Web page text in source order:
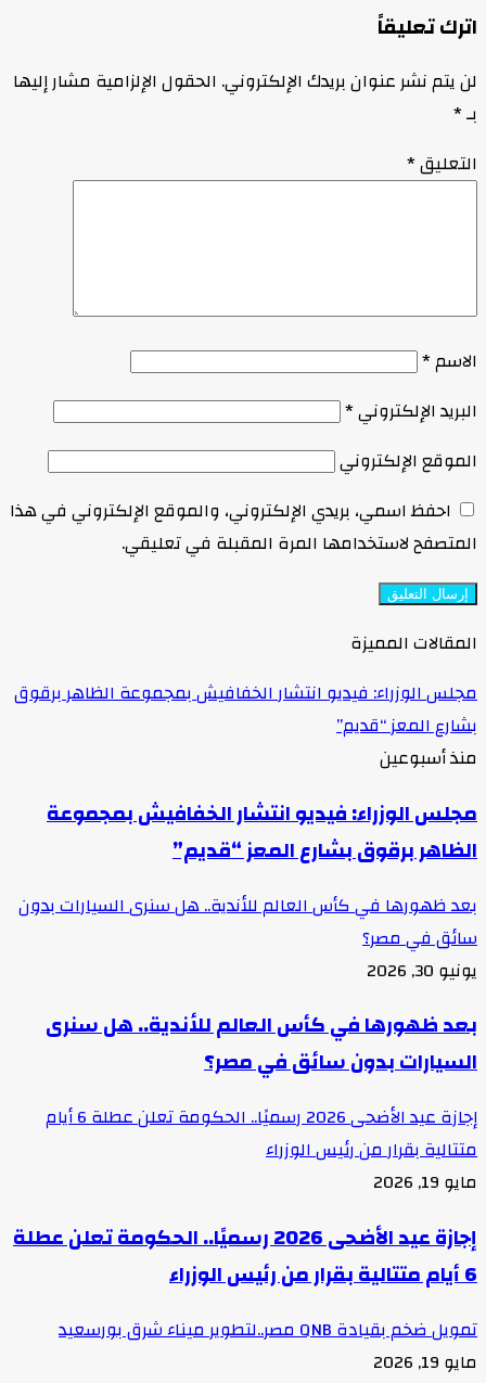
اترك تعليقاً
لن يتم نشر عنوان بريدك الإلكتروني. الحقول الإلزامية مشار إليها
بـ*
التعليق*
الاسم*
البريد الإلكتروني*
الموقع الإلكتروني
احفظ اسمي، بريدي الإلكتروني، والموقع الإلكتروني في هذا
المتصفح لاستخدامها المرة المقبلة في تعليقي.
المقالات المميزة
مجلس الوزراء: فيديو انتشار الخفافيش بمجموعة الظاهر برقوق
بشارع المعز “قديم”
منذ أسبوعين
مجلس الوزراء: فيديو انتشار الخفافيش بمجموعة
الظاهر برقوق بشارع المعز “قديم”
بعد ظهورها في كأس العالم للأندية.. هل سنرى السيارات بدون
سائق في مصر؟
يونيو 30, 2026
بعد ظهورها في كأس العالم للأندية.. هل سنرى
السيارات بدون سائق في مصر؟
إجازة عيد الأضحى 2026 رسميًا.. الحكومة تعلن عطلة 6 أيام
متتالية بقرار من رئيس الوزراء
مايو 19, 2026
إجازة عيد الأضحى 2026 رسميًا.. الحكومة تعلن عطلة
6 أيام متتالية بقرار من رئيس الوزراء
تمويل ضخم بقيادة QNB مصر..لتطوير ميناء شرق بورسعيد
مايو 19, 2026